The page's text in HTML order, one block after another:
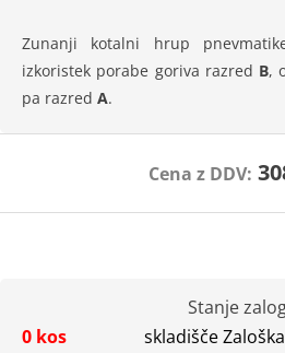
Zunanji kotalni hrup
izkoristek porabe goriva razred B,
pa razred A.
Cena z DDV:
Stanje
0 kos
skladišče Zaloška